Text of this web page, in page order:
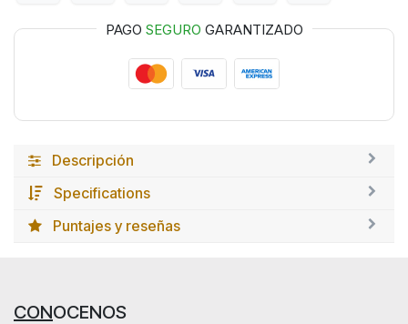
PAGO SEGURO GARANTIZADO
Descripción
Specifications
Puntajes y reseñas
CONOCENOS